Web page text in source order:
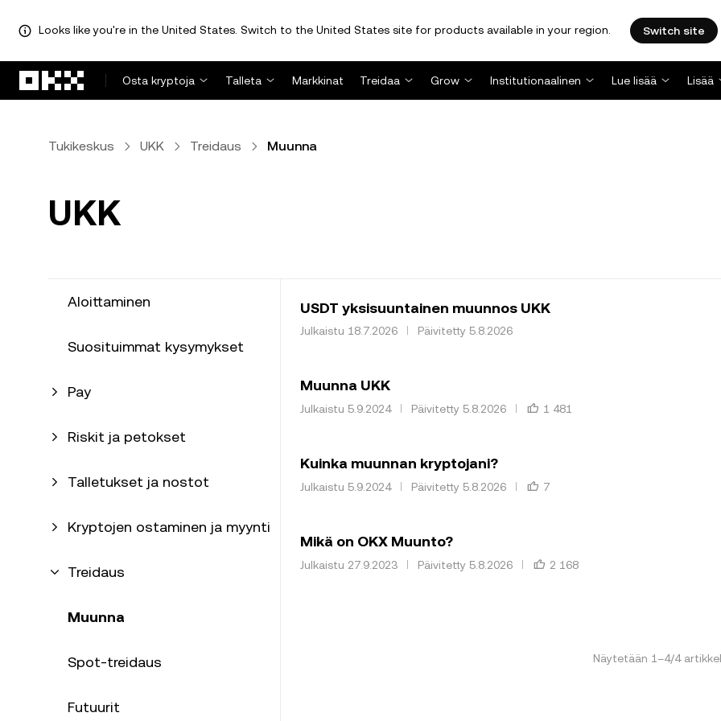
Looks like you're in the United States. Switch to the United States site for products available in your region. Switch site
Osta kryptoja
Talleta Markkinat Treidaa Grow Institutionaalinen Lue lisää Lisää
Tukikeskus UKK Treidaus Muunna
UKK
Aloittaminen
Suosituimmat kysymykset
Pay
Riskit ja petokset
Talletukset ja nostot
Kryptojen ostaminen ja myynti
Treidaus
Muunna
Spot-treidaus
Futuurit
USDT yksisuuntainen muunnos UKK
Julkaistu 18.7.2026 Päivitetty 5.8.2026
Muunna UKK
Julkaistu 5.9.2024 Päivitetty 5.8.2026 1 481
Kuinka muunnan kryptojani?
Julkaistu 5.9.2024 Päivitetty 5.8.2026 7
Mikä on OKX Muunto?
Julkaistu 27.9.2023 Päivitetty 5.8.2026 2 168
Näytetään 1 –4/4